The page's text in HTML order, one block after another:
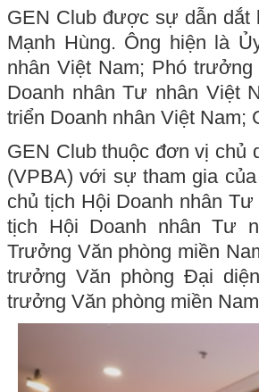
GEN Club được sự dẫn
Mạnh Hùng. Ông hiện là
nhân Việt Nam; Phó
Doanh nhân Tư nhân Việt
triển Doanh nhân Việt Nam;
GEN Club thuộc đơn vị chủ
(VPBA) với sự tham gia
chủ tịch Hội Doanh nhân
tịch Hội Doanh nhân Tư
Trưởng Văn phòng miền
trưởng Văn phòng Đại
trưởng Văn phòng miền